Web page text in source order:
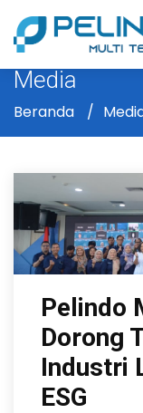
Media
Beranda
Pelindo
Dorong
Industri
ESG